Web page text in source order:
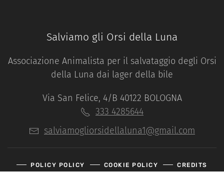
Salviamo gli Orsi della Luna
Associazione Animalista per il salvataggio degli Orsi
della Luna dai lager della bile
Via San Felice, 4/B 40122 BOLOGNA
333 4285644
salviamogliorsidellaluna1@gmail.com
POLICY POLICY COOKIE POLICY CREDITS